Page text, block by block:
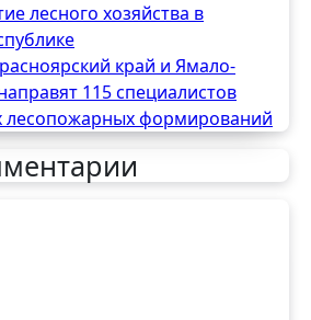
лесного хозяйства в
край и Ямало-
115 специалистов
лесопожарных формирований